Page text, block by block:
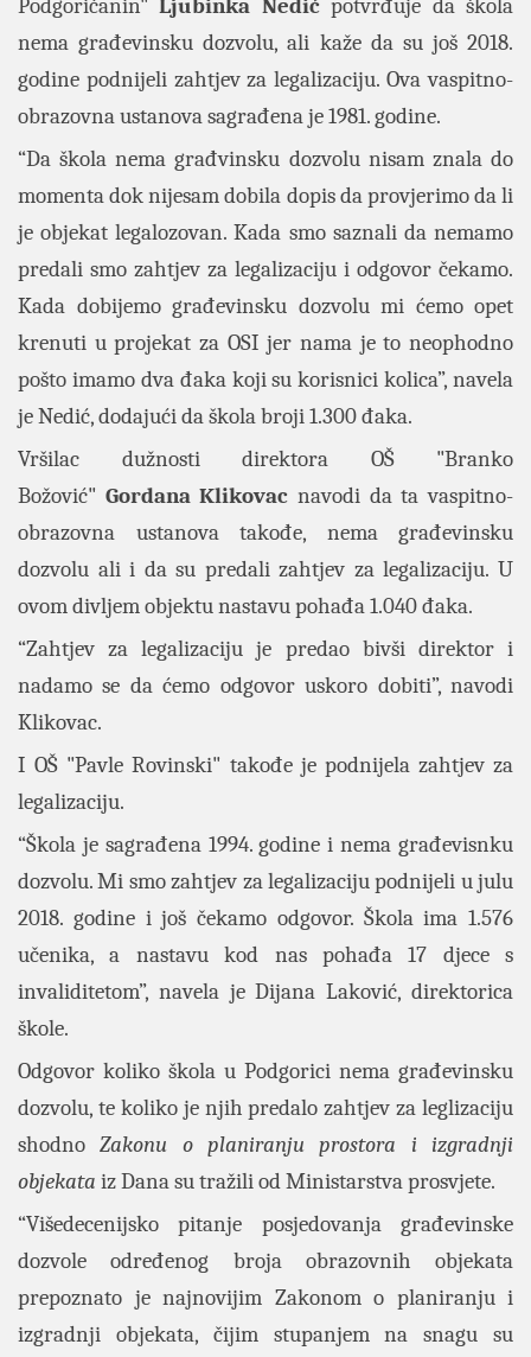
Podgoričanin"Ljubinka Nedićpotvrđuje da škola
nema građevinsku dozvolu, ali kaže da su još 2018.
godine podnijeli zahtjev za legalizaciju. Ova vaspitno-
obrazovna ustanova sagrađena je 1981. godine.
“Da škola nema građvinsku dozvolu nisam znala do
momenta dok nijesam dobila dopis da provjerimo da li
je objekat legalozovan. Kada smo saznali da nemamo
predali smo zahtjev za legalizaciju i odgovor čekamo.
Kada dobijemo građevinsku dozvolu mi ćemo opet
krenuti u projekat za OSI jer nama je to neophodno
pošto imamo dva đaka koji su korisnici kolica”, navela
je Nedić, dodajući da škola broji 1.300 đaka.
Vršilac dužnosti direktora OŠ "Branko
Božović" Gordana Klikovac navodi da ta vaspitno-
obrazovna ustanova takođe, nema građevinsku
dozvolu ali i da su predali zahtjev za legalizaciju. U
ovom divljem objektu nastavu pohađa 1.040 đaka.
“Zahtjev za legalizaciju je predao bivši direktor i
nadamo se da ćemo odgovor uskoro dobiti”, navodi
Klikovac.
I OŠ "Pavle Rovinski" takođe je podnijela zahtjev za
legalizaciju.
“Škola je sagrađena 1994. godine i nema građevisnku
dozvolu. Mi smo zahtjev za legalizaciju podnijeli u julu
2018. godine i još čekamo odgovor. Škola ima 1.576
učenika, a nastavu kod nas pohađa 17 djece s
invaliditetom”, navela je Dijana Laković, direktorica
škole.
Odgovor koliko škola u Podgorici nema građevinsku
dozvolu, te koliko je njih predalo zahtjev za leglizaciju
shodnoZakonu o planiranju prostora i izgradnji
objekata izDanasu tražili od Ministarstva prosvjete.
“Višedecenijsko pitanje posjedovanja građevinske
dozvole određenog broja obrazovnih objekata
prepoznato je najnovijim Zakonom o planiranju i
izgradnji objekata, čijim stupanjem na snagu su